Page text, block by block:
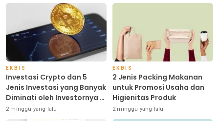
EKBIS
Investasi Crypto dan 5
Jenis Investasi yang Banyak
Diminati oleh Investornya di
Indonesia
2 minggu yang lalu
EKBIS
2 Jenis Packing Makanan
untuk Promosi Usaha dan
Higienitas Produk
2 minggu yang lalu